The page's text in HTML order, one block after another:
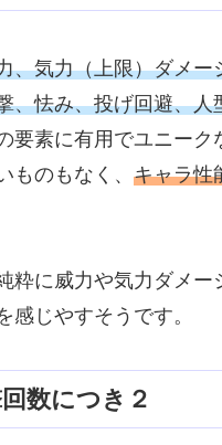
、気力（上限）ダメ
、怯み、投げ回避、
要素に有用でユニーク
ものもなく、 キャラ性
粋に威力や気力ダメ
じやすそうです。
数につき２